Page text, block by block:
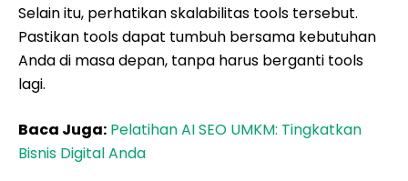
Selain itu, perhatikan skalabilitas tools tersebut.
Pastikan tools dapat tumbuh bersama kebutuhan
Anda di masa depan, tanpa harus berganti tools
lagi.
Baca Juga: Pelatihan AI SEO UMKM: Tingkatkan
Bisnis Digital Anda